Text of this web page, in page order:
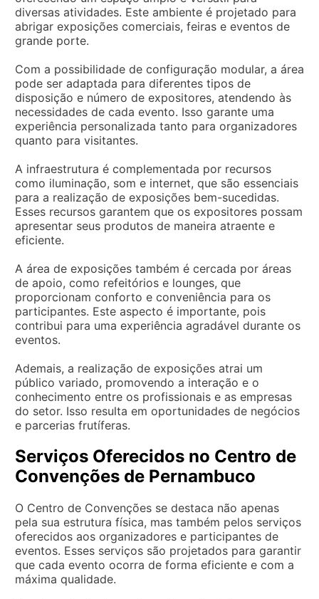
diversas atividades. Este ambiente é projetado para
abrigar exposições comerciais, feiras e eventos de
grande porte.
Com a possibilidade de configuração modular, a área
pode ser adaptada para diferentes tipos de
disposição e número de expositores, atendendo às
necessidades de cada evento. Isso garante uma
experiência personalizada tanto para organizadores
quanto para visitantes.
A infraestrutura é complementada por recursos
como iluminação, som e internet, que são essenciais
para a realização de exposições bem-sucedidas.
Esses recursos garantem que os expositores possam
apresentar seus produtos de maneira atraente e
eficiente.
A área de exposições também é cercada por áreas
de apoio, como refeitórios e lounges, que
proporcionam conforto e conveniência para os
participantes. Este aspecto é importante, pois
contribui para uma experiência agradável durante os
eventos.
Ademais, a realização de exposições atrai um
público variado, promovendo a interação e o
conhecimento entre os profissionais e as empresas
do setor. Isso resulta em oportunidades de negócios
e parcerias frutíferas.
Serviços Oferecidos no Centro de
Convenções de Pernambuco
O Centro de Convenções se destaca não apenas
pela sua estrutura física, mas também pelos serviços
oferecidos aos organizadores e participantes de
eventos. Esses serviços são projetados para garantir
que cada evento ocorra de forma eficiente e com a
máxima qualidade.